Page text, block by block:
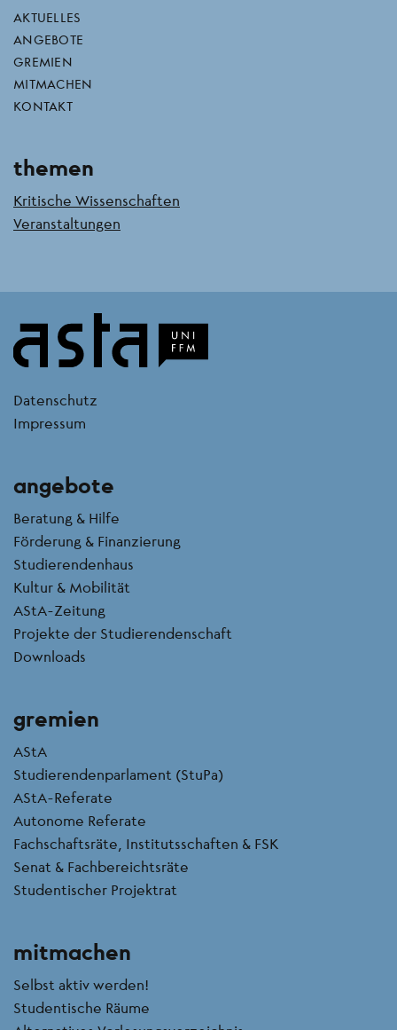
AKTUELLES
ANGEBOTE
GREMIEN
MITMACHEN
KONTAKT
themen
Kritische Wissenschaften
Veranstaltungen
kontakt
Datenschutz
Impressum
angebote
Beratung & Hilfe
Förderung & Finanzierung
Studierendenhaus
Kultur & Mobilität
AStA-Zeitung
Projekte der Studierendenschaft
Downloads
gremien
AStA
Studierendenparlament (StuPa)
AStA-Referate
Autonome Referate
Fachschaftsräte, Institutsschaften & FSK
Senat & Fachbereichtsräte
Studentischer Projektrat
mitmachen
Selbst aktiv werden!
Studentische Räume